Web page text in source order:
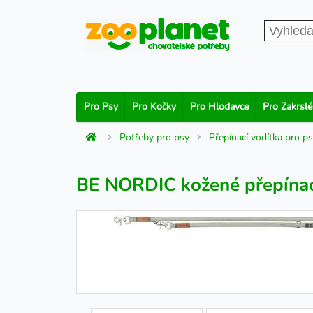
Pro Psy Pro Kočky Pro Hlodavce Pro
Potřeby pro psy Přepínací vodítka pro
BE NORDIC kožené